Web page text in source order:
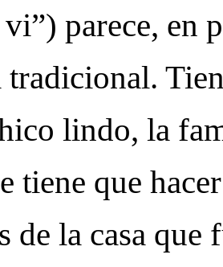
parece, en
lindo, la
tiene que
de la casa